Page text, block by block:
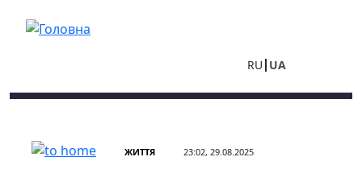
RU UA
ЖИТТЯ 23:02, 29.08.2025